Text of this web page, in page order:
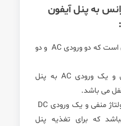
به پنل آیفون
ترانس دارای چهار ورودی است که دو ورودی AC و دو
یک ورودی AC به قفل و یک ورودی AC به پنل
می باشد.
که برای تغذیه پنل